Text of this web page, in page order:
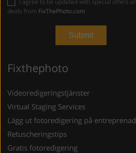
deals from FixThePhoto.com
Fixthephoto
Videoredigeringstjänster
Virtual Staging Services
Lägg ut fotoredigering på entreprenad
Retuscheringstips
Gratis fotoredigering